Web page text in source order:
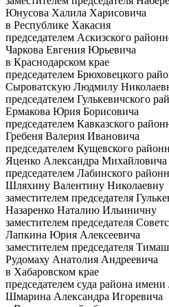
Юнусова Халила Харисовича
в Республике Хакасия
председателем Аскизского
Чаркова Евгения Юрьевича
в Краснодарском крае
председателем Брюховецкого
Сыроватскую Людмилу
председателем Гулькевичского
Ермакова Юрия Борисовича
председателем Кавказского
Гребеня Валерия Ивановича
председателем Кущевского
Яценко Александра Михайловича
председателем Лабинского
Шляхину Валентину Николаевну
заместителем председателя
Назаренко Наталию Ильиничну
заместителем председателя
Лапкина Юрия Алексеевича
заместителем председателя
Рудомаху Анатолия Андреевича
в Хабаровском крае
председателем суда района имени
Шмарина Александра Игоревича